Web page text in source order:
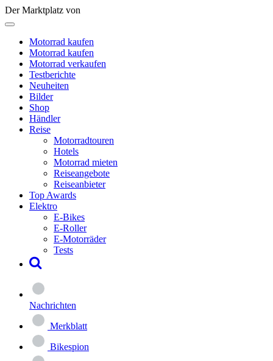
Der Marktplatz von
Motorrad kaufen
Motorrad kaufen
Motorrad verkaufen
Testberichte
Neuheiten
Bilder
Shop
Händler
Reise
Motorradtouren
Hotels
Motorrad mieten
Reiseangebote
Reiseanbieter
Top Awards
Elektro
E-Bikes
E-Roller
E-Motorräder
Tests
Nachrichten
Merkblatt
Bikespion